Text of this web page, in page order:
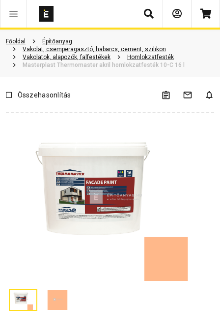
Keresés
Főoldal
Építőanyag
Vakolat, csemperagasztó, habarcs, cement, szilikon
Vakolatok, alapozók, falfestékek
Homlokzatfesték
Masterplast Thermomaster akril homlokzatfesték 10-C 16 l
Termékinformáció Kérdések és válaszok
Összehasonlítás